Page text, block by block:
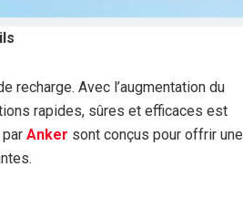
recharge. Avec l’augmentation du
rapides, sûres et efficaces est
Anker sont conçus pour offrir une